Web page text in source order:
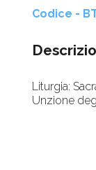
Codice -
Liturgia:
Unzione